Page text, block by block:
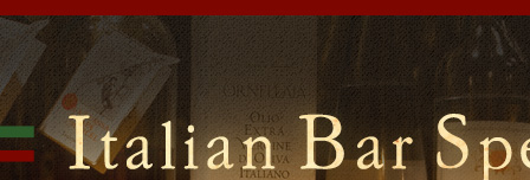
難波千日前のイタリアンバール
スペッロで貸切パーティーを
難波千日前の「イタリアンバールスペ
ッロ」はイタリアの郷土料理や手づく
るパスタやフォカッチャをご用意。1
階～3階席とございますので貸切パー
ティーでご利用可能です。